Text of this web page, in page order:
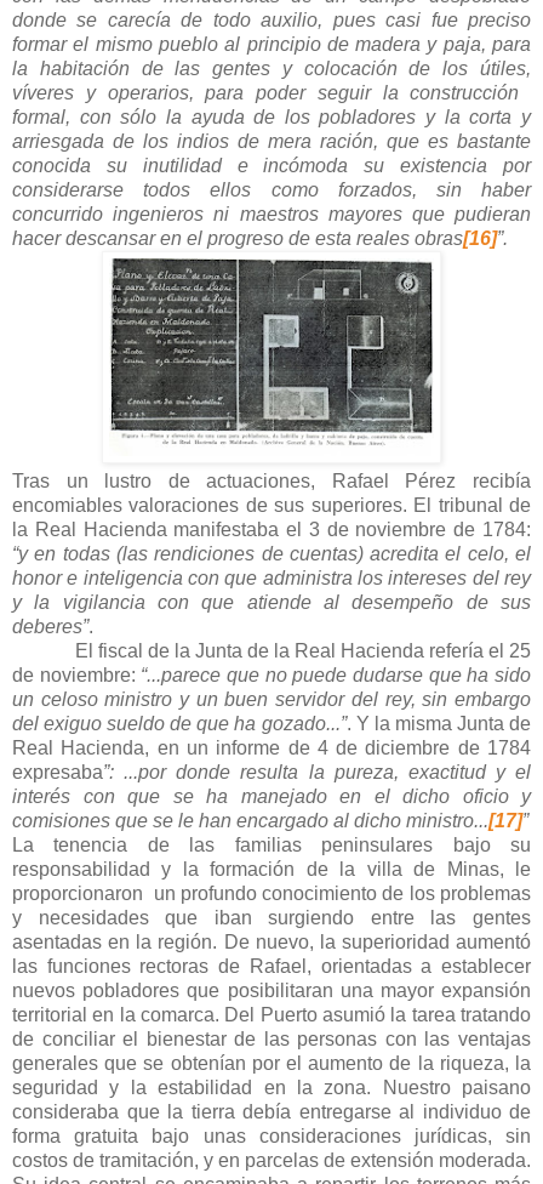
donde se carecía de todo auxilio, pues casi fue preciso
formar el mismo pueblo al principio de madera y paja, para
la habitación de las gentes y colocación de los útiles,
víveres y operarios, para poder seguir la construcción
formal, con sólo la ayuda de los pobladores y la corta y
arriesgada de los indios de mera ración, que es bastante
conocida su inutilidad e incómoda su existencia por
considerarse todos ellos como forzados, sin haber
concurrido ingenieros ni maestros mayores que pudieran
hacer descansar en el progreso de esta reales obras[16]”.
Tras un lustro de actuaciones, Rafael Pérez recibía
encomiables valoraciones de sus superiores. El tribunal de
la Real Hacienda manifestaba el 3 de noviembre de 1784:
“y en todas (las rendiciones de cuentas) acredita el celo, el
honor e inteligencia con que administra los intereses del rey
y la vigilancia con que atiende al desempeño de sus
deberes”.
El fiscal de la Junta de la Real Hacienda refería el 25
de noviembre: “...parece que no puede dudarse que ha sido
un celoso ministro y un buen servidor del rey, sin embargo
del exiguo sueldo de que ha gozado...”. Y la misma Junta de
Real Hacienda, en un informe de 4 de diciembre de 1784
expresaba”: ...por donde resulta la pureza, exactitud y el
interés con que se ha manejado en el dicho oficio y
comisiones que se le han encargado al dicho ministro...[17]”
La tenencia de las familias peninsulares bajo su
responsabilidad y la formación de la villa de Minas, le
proporcionaron un profundo conocimiento de los problemas
y necesidades que iban surgiendo entre las gentes
asentadas en la región. De nuevo, la superioridad aumentó
las funciones rectoras de Rafael, orientadas a establecer
nuevos pobladores que posibilitaran una mayor expansión
territorial en la comarca. Del Puerto asumió la tarea tratando
de conciliar el bienestar de las personas con las ventajas
generales que se obtenían por el aumento de la riqueza, la
seguridad y la estabilidad en la zona. Nuestro paisano
consideraba que la tierra debía entregarse al individuo de
forma gratuita bajo unas consideraciones jurídicas, sin
costos de tramitación, y en parcelas de extensión moderada.